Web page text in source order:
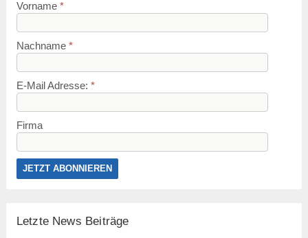
Vorname *
Nachname *
E-Mail Adresse: *
Firma
Letzte News Beiträge